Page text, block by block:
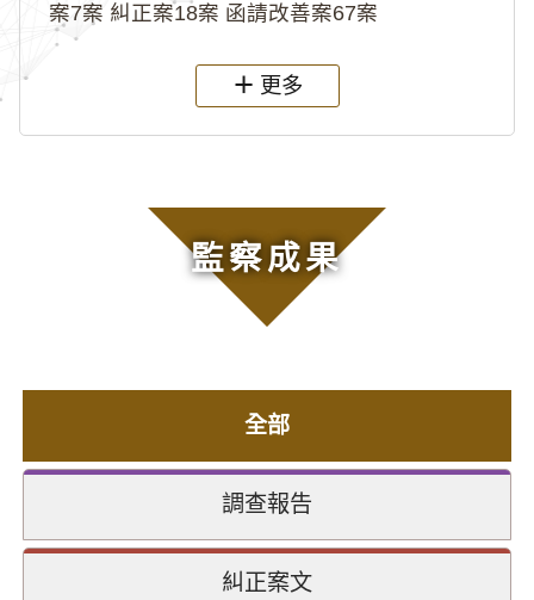
案7案 糾正案18案 函請改善案67案
更多
監察成果
全部
調查報告
糾正案文